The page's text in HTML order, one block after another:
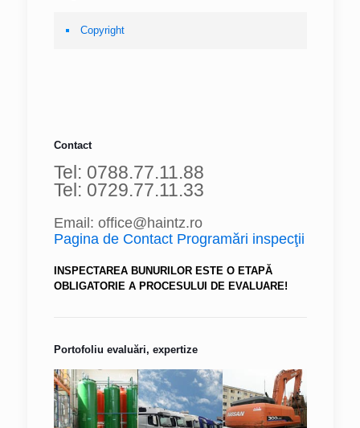
Copyright
Contact
Tel: 0788.77.11.88
Tel: 0729.77.11.33
Email: office@haintz.ro
Pagina de Contact Programări inspecţii
INSPECTAREA BUNURILOR ESTE O ETAPĂ
OBLIGATORIE A PROCESULUI DE EVALUARE!
Portofoliu evaluări, expertize